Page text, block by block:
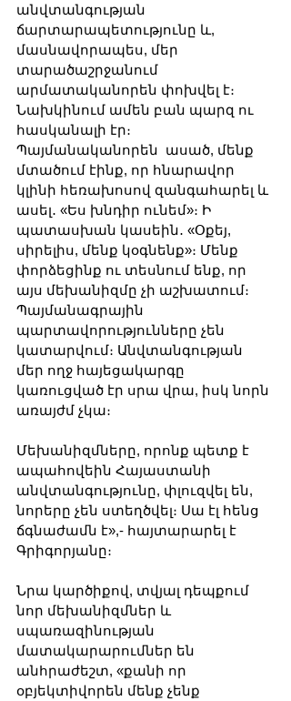
անվտանգության
ճարտարապետությունը և,
մասնավորապես, մեր
տարածաշրջանում
արմատականորեն փոխվել է։
Նախկինում ամեն բան պարզ ու
հասկանալի էր։
Պայմանականորեն  ասած, մենք
մտածում էինք, որ հնարավոր
կլինի հեռախոսով զանգահարել և
ասել․ «Ես խնդիր ունեմ»։ Ի
պատասխան կասեին․ «Օքեյ,
սիրելիս, մենք կօգնենք»։ Մենք
փորձեցինք ու տեսնում ենք, որ
այս մեխանիզմը չի աշխատում։
Պայմանագրային
պարտավորությունները չեն
կատարվում։ Անվտանգության
մեր ողջ հայեցակարգը
կառուցված էր սրա վրա, իսկ նորն
առայժմ չկա։
Մեխանիզմները, որոնք պետք է
ապահովեին Հայաստանի
անվտանգությունը, փլուզվել են,
նորերը չեն ստեղծվել։ Սա էլ հենց
ճգնաժամն է»,- հայտարարել է
Գրիգորյանը։
Նրա կարծիքով, տվյալ դեպքում
նոր մեխանիզմներ և
սպառազինության
մատակարարումներ են
անհրաժեշտ, «քանի որ
օբյեկտիվորեն մենք չենք